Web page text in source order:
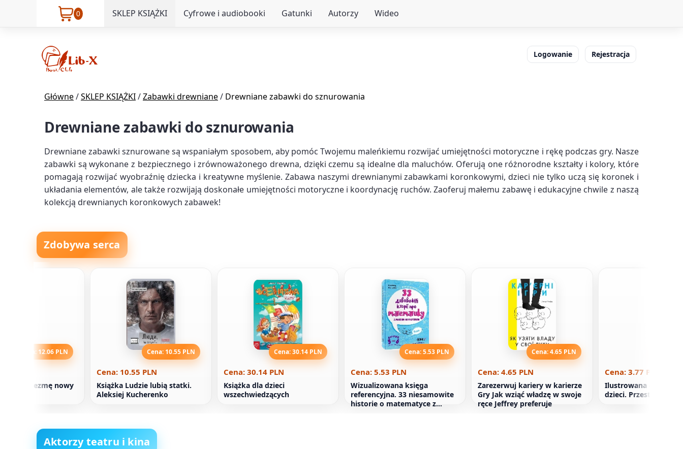
0 SKLEP KSIĄŻKI Cyfrowe i audiobooki Gatunki Autorzy Wideo
Logowanie Rejestracja
Główne/SKLEP KSIĄŻKI/Zabawki drewniane/ Drewniane zabawki do sznurowania
Drewniane zabawki do sznurowania
Drewniane zabawki sznurowane są wspaniałym sposobem, aby pomóc Twojemu maleńkiemu rozwijać umiejętności motoryczne i rękę podczas gry. Nasze
zabawki są wykonane z bezpiecznego i zrównoważonego drewna, dzięki czemu są idealne dla maluchów. Oferują one różnorodne kształty i kolory, które
pomagają rozwijać wyobraźnię dziecka i kreatywne myślenie. Zabawa naszymi drewnianymi zabawkami koronkowymi, dzieci nie tylko uczą się koronek i
układania elementów, ale także rozwijają doskonałe umiejętności motoryczne i koordynację ruchów. Zaoferuj małemu zabawę i edukacyjne chwile z naszą
kolekcją drewnianych koronkowych zabawek!
Zdobywa serca
Cena: 12.06 PLN
ja wezmę nowy
Cena: 10.55 PLN
Cena: 10.55 PLN
Książka Ludzie lubią statki.
Aleksiej Kucherenko
Cena: 30.14 PLN
Cena: 30.14 PLN
Książka dla dzieci
wszechwiedzących
Cena: 5.53 PLN
Cena: 5.53 PLN
Wizualizowana księga
referencyjna. 33 niesamowite
historie o matematyce z
Cena: 4.65 PLN
Cena: 4.65 PLN
Zarezerwuj kariery w karierze
Gry Jak wziąć władzę w swoje
ręce Jeffrey preferuje
Cena: 3.77 PLN
Ilustrowana
dzieci. Przestrzeń
Aktorzy teatru i kina